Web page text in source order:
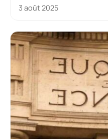
3 août 2025